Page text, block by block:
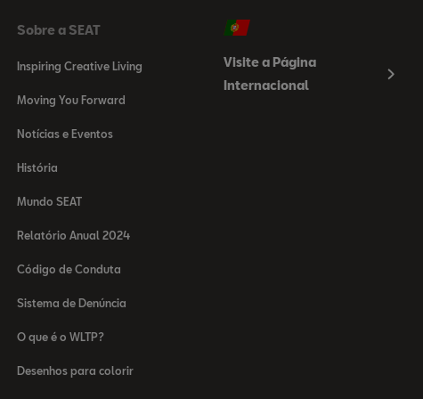
Sobre a SEAT
Inspiring Creative Living
Moving You Forward
Notícias e Eventos
História
Mundo SEAT
Relatório Anual 2024
Código de Conduta
Sistema de Denúncia
O que é o WLTP?
Desenhos para colorir
Visite a Página
Internacional